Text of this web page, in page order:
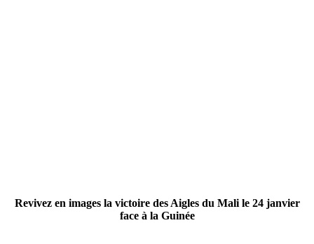
Revivez en images la victoire des Aigles du Mali le 24 janvier
face à la Guinée